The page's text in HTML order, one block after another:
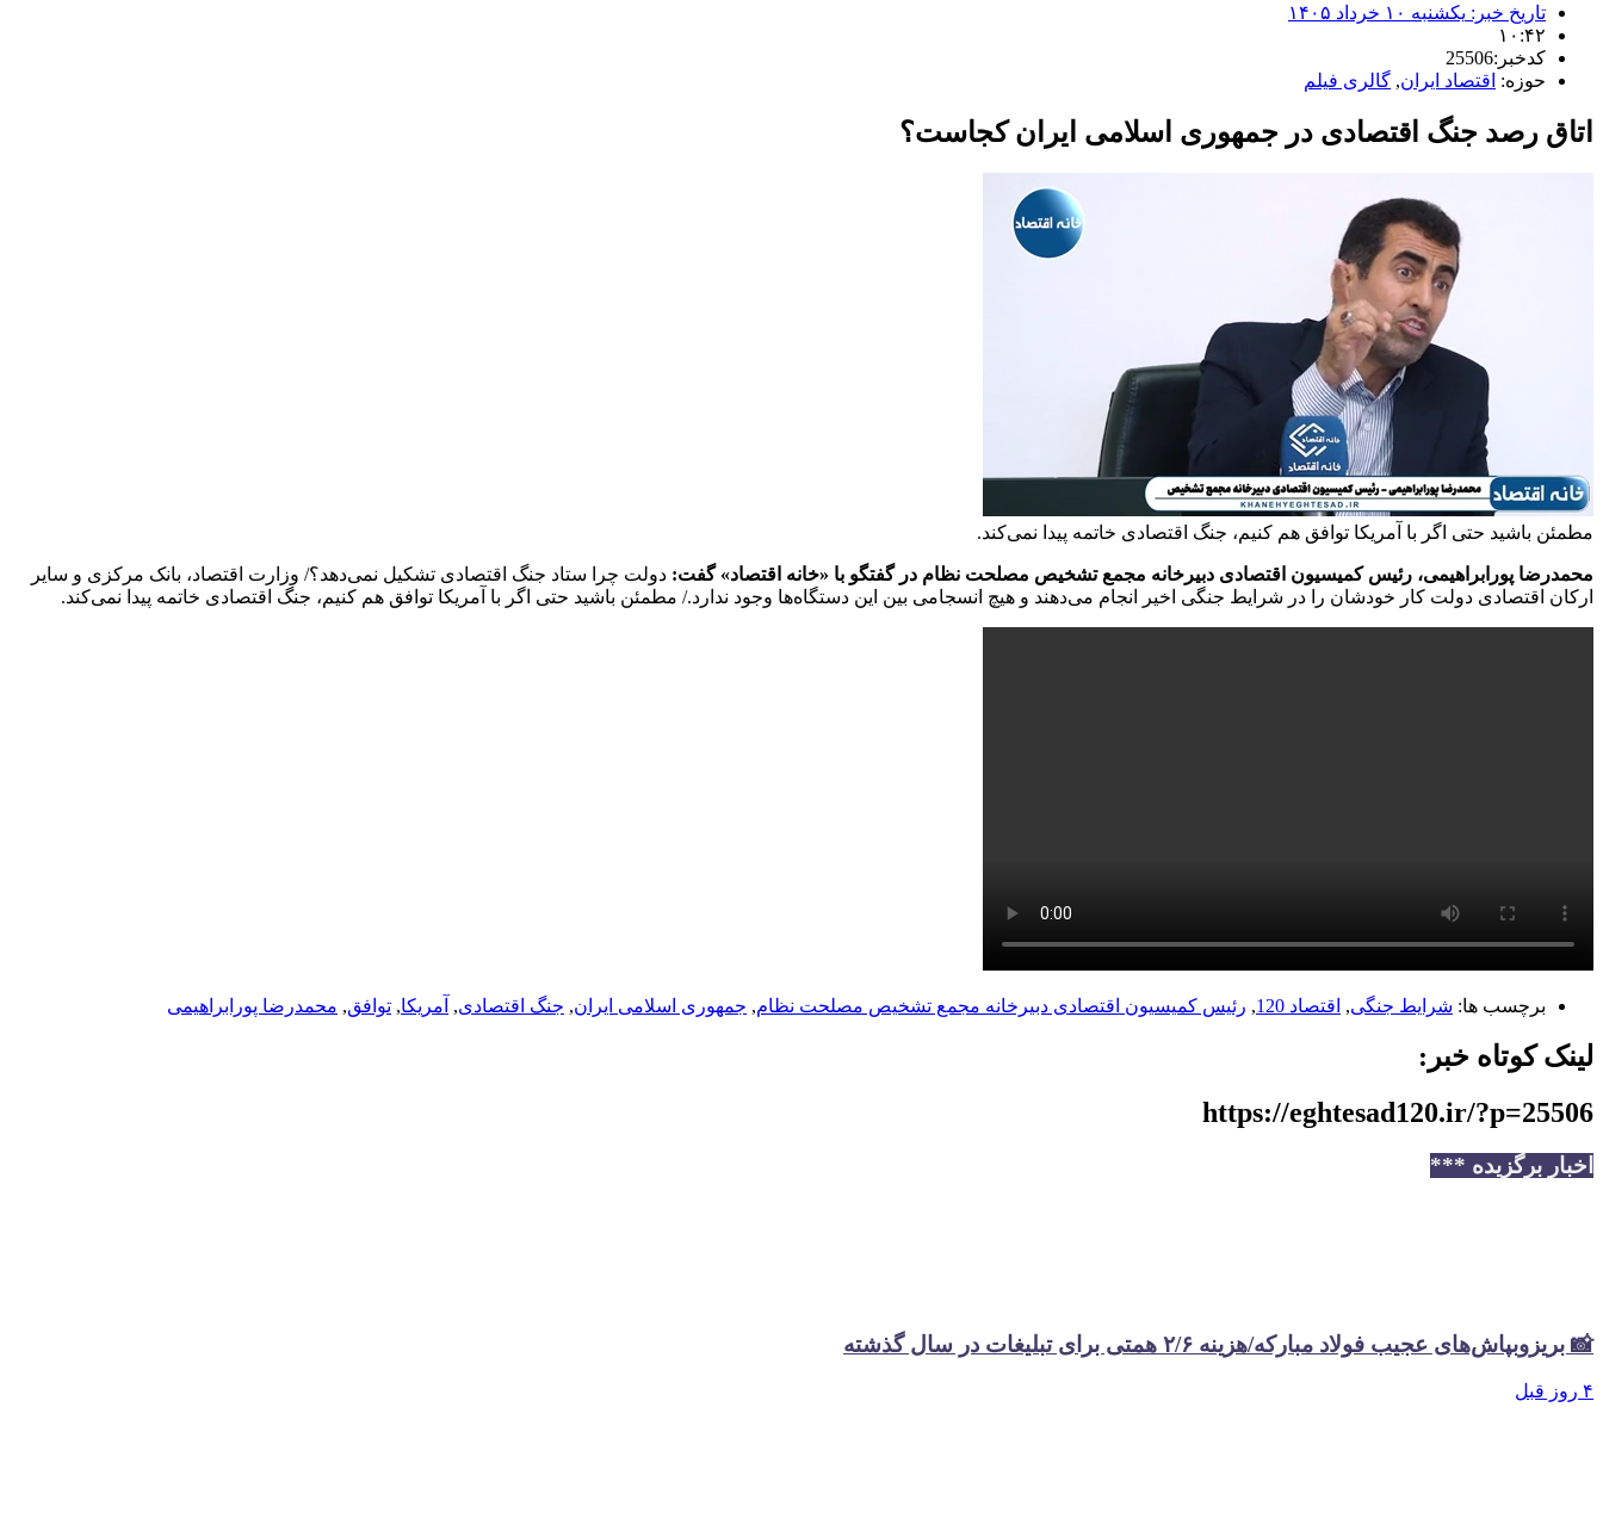
تاریخ خبر: یکشنبه ۱۰ خرداد ۱۴۰۵
۱۰:۴۲
کدخبر:25506
حوزه: اقتصاد ایران, گالری فیلم
اتاق رصد جنگ اقتصادی در جمهوری اسلامی ایران کجاست؟
مطمئن باشید حتی اگر با آمریکا توافق هم کنیم، جنگ اقتصادی خاتمه پیدا نمی‌کند.
محمدرضا پورابراهیمی، رئیس کمیسیون اقتصادی دبیرخانه مجمع تشخیص مصلحت نظام در گفتگو با «خانه اقتصاد» گفت: دولت چرا ستاد جنگ اقتصادی تشکیل نمی‌دهد؟/ وزارت اقتصاد، بانک مرکزی و سایر
ارکان اقتصادی دولت کار خودشان را در شرایط جنگی اخیر انجام می‌دهند و هیچ انسجامی بین این دستگاه‌ها وجود ندارد./ مطمئن باشید حتی اگر با آمریکا توافق هم کنیم، جنگ اقتصادی خاتمه پیدا نمی‌کند.
برچسب ها: شرایط جنگی, اقتصاد 120 , رئیس کمیسیون اقتصادی دبیرخانه مجمع تشخیص مصلحت نظام, جمهوری اسلامی ایران, جنگ اقتصادی, آمریکا, توافق, محمدرضا پورابراهیمی
لینک کوتاه خبر:
https://eghtesad120.ir/?p=25506
اخبار برگزیده ***
📸 بریزوبپاش‌های عجیب فولاد مبارکه/هزینه ۲/۶ همتی برای تبلیغات در سال گذشته
۴ روز قبل